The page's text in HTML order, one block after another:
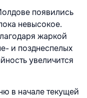
появились
невысокое.
жаркой
и позднеспелых
увеличится
в начале текущей